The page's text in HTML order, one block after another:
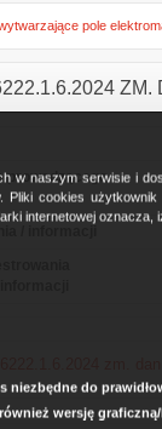
w naszym serwisie i
cookies
internetowej
niezbędne do
wersję
pole
prowadzącego
/ informacji
zm.